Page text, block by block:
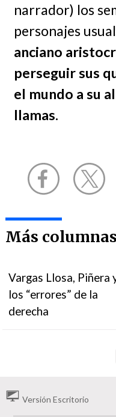
narrador) los
personajes
anciano
perseguir sus
el mundo a su
llamas.
Más
Vargas Llosa, Piñera
los “errores” de la
derecha
Versión Escritorio